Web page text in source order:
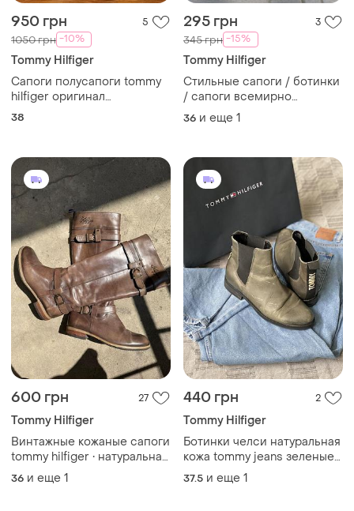
950 грн 5
1050 грн -10%
Tommy Hilfiger
Сапоги полусапоги tommy
hilfiger оригинал
натуральная кожа размер
38
295 грн 3
345 грн -15%
Tommy Hilfiger
Стильные сапоги / ботинки
/ сапоги всемирно
известного бренда tommy
hilfiger / натуральная кожа
36 и еще 1
600 грн 27
Tommy Hilfiger
Винтажные кожаные сапоги
tommy hilfiger • натуральная
кожа • riding style 🤎
36 и еще 1
440 грн 2
Tommy Hilfiger
Ботинки челси натуральная
кожа tommy jeans зеленые
оригинал
37.5 и еще 1